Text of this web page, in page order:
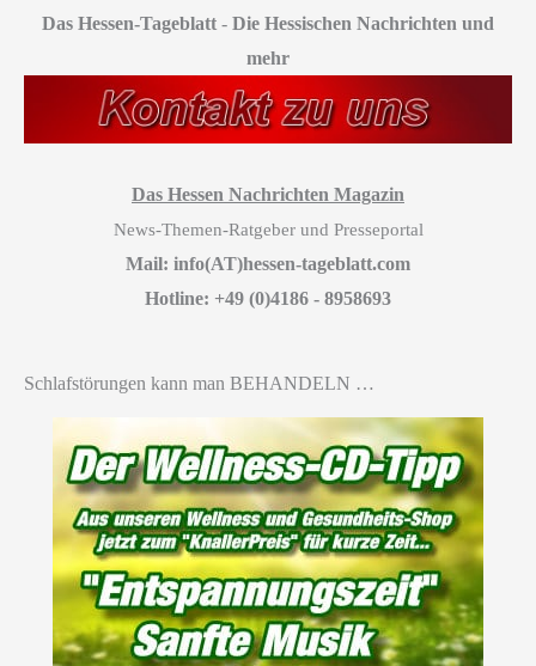
Das Hessen-Tageblatt - Die Hessischen Nachrichten und
mehr
Das Hessen Nachrichten Magazin
News-Themen-Ratgeber und Presseportal
Mail: info(AT)hessen-tageblatt.com
Hotline: +49 (0)4186 - 8958693
Schlafstörungen kann man BEHANDELN …